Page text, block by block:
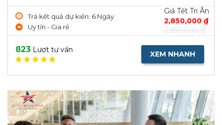
Trả kết quả dự kiến: 6 Ngày
Uy tín - Gia rẻ
Giá Tết Tri Ân
2,850,000 ₫
2,950,000 ₫
823 Lượt tư vấn XEM NHANH